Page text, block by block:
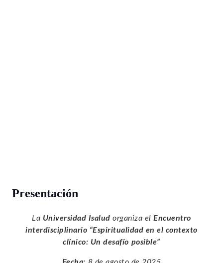
Presentación
La Universidad Isalud organiza elEncuentro
interdisciplinario “Espiritualidad en el contexto
clínico: Un desafío posible”